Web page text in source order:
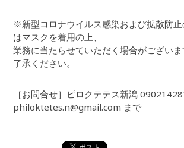
※新型コロナウイルス感染および拡散防止
はマスクを着用の上、
業務に当たらせていただく場合がござい
了承ください。
［お問合せ］ピロクテテス新潟
philoktetes.n@gmail.com まで